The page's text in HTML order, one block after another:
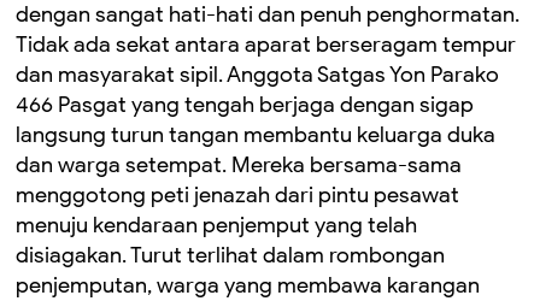
dengan sangat hati-hati dan penuh penghormatan.
Tidak ada sekat antara aparat berseragam tempur
dan masyarakat sipil. Anggota Satgas Yon Parako
466 Pasgat yang tengah berjaga dengan sigap
langsung turun tangan membantu keluarga duka
dan warga setempat. Mereka bersama-sama
menggotong peti jenazah dari pintu pesawat
menuju kendaraan penjemput yang telah
disiagakan. Turut terlihat dalam rombongan
penjemputan, warga yang membawa karangan